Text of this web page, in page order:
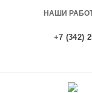
НАШИ
+7 (342)